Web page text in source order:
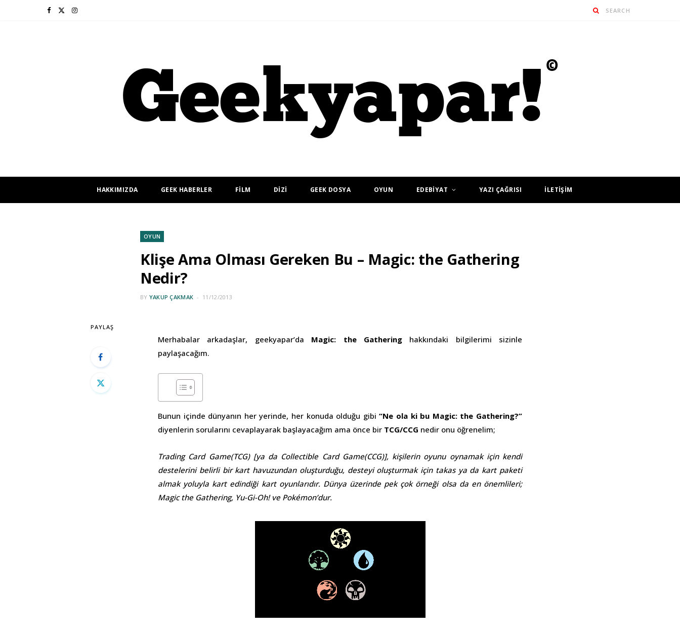
F I
HAKKIMIZDA GEEK HABERLER FİLM DİZİ GEEK DOSYA OYUN EDEBİYAT YAZI ÇAĞRISI İLETİŞİM
OYUN
Klişe Ama Olması Gereken Bu – Magic: the Gathering
Nedir?
BY YAKUP ÇAKMAK 11/12/2013
PAYLAŞ
Merhabalar arkadaşlar, geekyapar’da Magic: the Gatheringhakkındaki bilgilerimi sizinle
paylaşacağım.
Bunun içinde dünyanın her yerinde, her konuda olduğu gibi“Ne ola ki bu Magic: the Gathering?”
diyenlerin sorularını cevaplayarak başlayacağım ama önce bir TCG/CCG nedir onu öğrenelim;
Trading Card Game(TCG) [ya da Collectible Card Game(CCG)], kişilerin oyunu oynamak için kendi
destelerini belirli bir kart havuzundan oluşturduğu, desteyi oluşturmak için takas ya da kart paketi
almak yoluyla kart edindiği kart oyunlarıdır. Dünya üzerinde pek çok örneği olsa da en önemlileri;
Magic the Gathering, Yu-Gi-Oh! ve Pokémon’dur.